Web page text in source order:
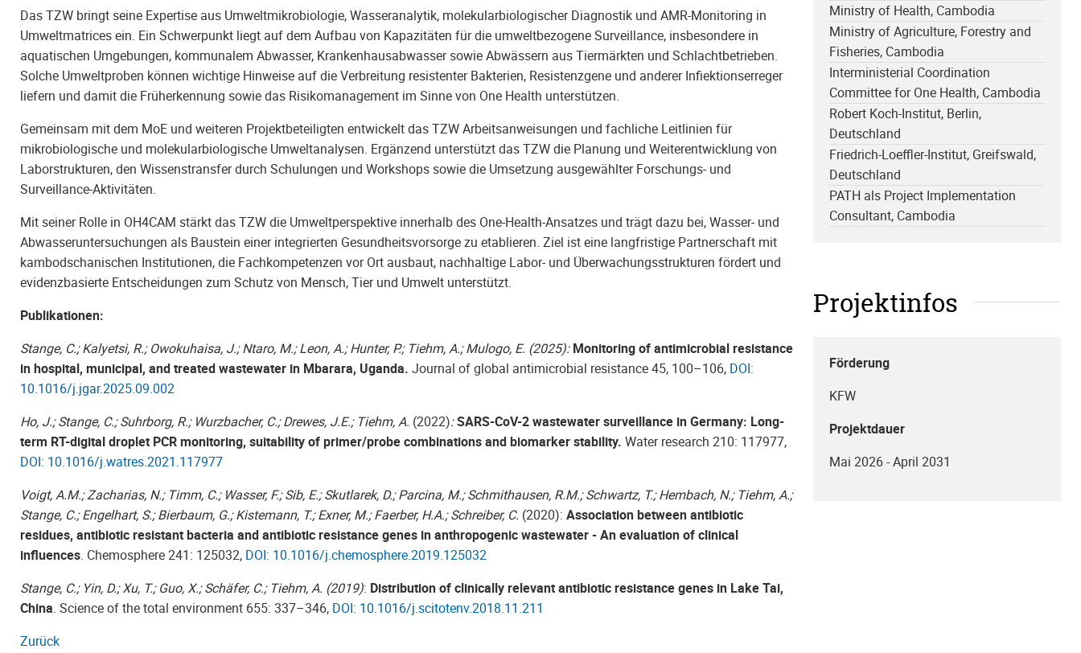
Das TZW bringt seine Expertise aus Umweltmikrobiologie, Wasseranalytik, molekularbiologischer Diagnostik und AMR-Monitoring in
Umweltmatrices ein. Ein Schwerpunkt liegt auf dem Aufbau von Kapazitäten für die umweltbezogene Surveillance, insbesondere in
aquatischen Umgebungen, kommunalem Abwasser, Krankenhausabwasser sowie Abwässern aus Tiermärkten und Schlachtbetrieben.
Solche Umweltproben können wichtige Hinweise auf die Verbreitung resistenter Bakterien, Resistenzgene und anderer Infiektionserreger
liefern und damit die Früherkennung sowie das Risikomanagement im Sinne von One Health unterstützen.
Gemeinsam mit dem MoE und weiteren Projektbeteiligten entwickelt das TZW Arbeitsanweisungen und fachliche Leitlinien für
mikrobiologische und molekularbiologische Umweltanalysen. Ergänzend unterstützt das TZW die Planung und Weiterentwicklung von
Laborstrukturen, den Wissenstransfer durch Schulungen und Workshops sowie die Umsetzung ausgewählter Forschungs- und
Surveillance-Aktivitäten.
Mit seiner Rolle in OH4CAM stärkt das TZW die Umweltperspektive innerhalb des One-Health-Ansatzes und trägt dazu bei, Wasser- und
Abwasseruntersuchungen als Baustein einer integrierten Gesundheitsvorsorge zu etablieren. Ziel ist eine langfristige Partnerschaft mit
kambodschanischen Institutionen, die Fachkompetenzen vor Ort ausbaut, nachhaltige Labor- und Überwachungsstrukturen fördert und
evidenzbasierte Entscheidungen zum Schutz von Mensch, Tier und Umwelt unterstützt.
Publikationen:
Stange, C.; Kalyetsi, R.; Owokuhaisa, J.; Ntaro, M.; Leon, A.; Hunter, P.; Tiehm, A.; Mulogo, E. (2025):Monitoring of antimicrobial resistance
in hospital, municipal, and treated wastewater in Mbarara, Uganda. Journal of global antimicrobial resistance 45, 100–106, DOI:
10.1016/j.jgar.2025.09.002
Ho, J.; Stange, C.; Suhrborg, R.; Wurzbacher, C.; Drewes, J.E.; Tiehm, A. (2022):SARS-CoV-2 wastewater surveillance in Germany: Long-
term RT-digital droplet PCR monitoring, suitability of primer/probe combinations and biomarker stability. Water research 210: 117977,
DOI: 10.1016/j.watres.2021.117977
Voigt, A.M.; Zacharias, N.; Timm, C.; Wasser, F.; Sib, E.; Skutlarek, D.; Parcina, M.; Schmithausen, R.M.; Schwartz, T.; Hembach, N.; Tiehm, A.;
Stange, C.; Engelhart, S.; Bierbaum, G.; Kistemann, T.; Exner, M.; Faerber, H.A.; Schreiber, C. (2020): Association between antibiotic
residues, antibiotic resistant bacteria and antibiotic resistance genes in anthropogenic wastewater - An evaluation of clinical
influences. Chemosphere 241: 125032, DOI: 10.1016/j.chemosphere.2019.125032
Stange, C.; Yin, D.; Xu, T.; Guo, X.; Schäfer, C.; Tiehm, A. (2019): Distribution of clinically relevant antibiotic resistance genes in Lake Tai,
China. Science of the total environment 655: 337–346, DOI: 10.1016/j.scitotenv.2018.11.211
Zurück
Ministry of Health, Cambodia
Ministry of Agriculture, Forestry and
Fisheries, Cambodia
Interministerial Coordination
Committee for One Health, Cambodia
Robert Koch-Institut, Berlin,
Deutschland
Friedrich-Loeffler-Institut, Greifswald,
Deutschland
PATH als Project Implementation
Consultant, Cambodia
Projektinfos
Förderung
KFW
Projektdauer
Mai 2026 - April 2031